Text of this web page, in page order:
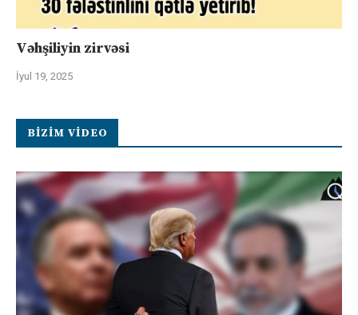
Vəhşiliyin zirvəsi
İyul 19, 2025
BIZIM VIDEO